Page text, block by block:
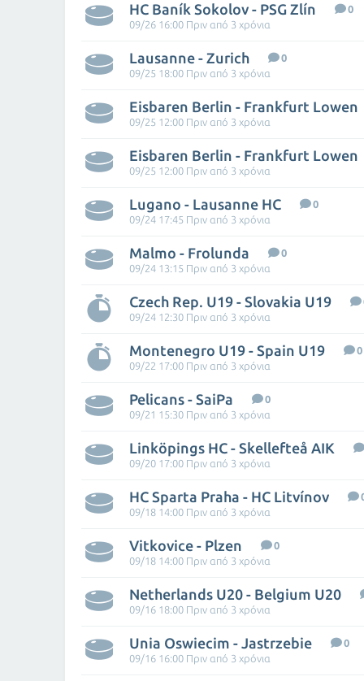
HC Baník Sokolov - PSG Zlín
0
09/26 16:00 Πριν από 3 χρόνια
Lausanne - Zurich
0
09/25 18:00 Πριν από 3 χρόνια
Eisbaren Berlin - Frankfurt Lowen
09/25 12:00 Πριν από 3 χρόνια
Eisbaren Berlin - Frankfurt Lowen
09/25 12:00 Πριν από 3 χρόνια
Lugano - Lausanne HC
0
09/24 17:45 Πριν από 3 χρόνια
Malmo - Frolunda
0
09/24 13:15 Πριν από 3 χρόνια
Czech Rep. U19 - Slovakia U19
09/24 12:30 Πριν από 3 χρόνια
Montenegro U19 - Spain U19
0
09/22 17:00 Πριν από 3 χρόνια
Pelicans - SaiPa
0
09/21 15:30 Πριν από 3 χρόνια
Linköpings HC - Skellefteå AIK
09/20 17:00 Πριν από 3 χρόνια
HC Sparta Praha - HC Litvínov
09/18 14:00 Πριν από 3 χρόνια
Vitkovice - Plzen
0
09/18 14:00 Πριν από 3 χρόνια
Netherlands U20 - Belgium U20
09/16 18:00 Πριν από 3 χρόνια
Unia Oswiecim - Jastrzebie
0
09/16 16:00 Πριν από 3 χρόνια